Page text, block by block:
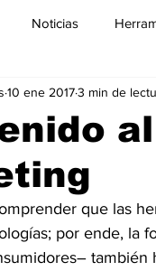
Noticias
10 ene 20173 min de
que las
por ende, la
también